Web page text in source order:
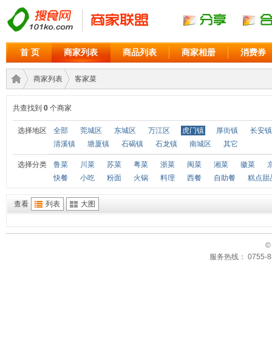
首 页 商家列表 商品列表 商家相册 消费券
商家›
商家列表
›
客家菜
共查找到 0 个商家
选择地区 全部 莞城区 东城区 万江区 虎门镇 厚街镇
长安镇
清溪镇
塘厦镇 石碣镇 石龙镇 南城区 其它
选择分类 鲁菜 川菜 苏菜 粤菜 浙菜 闽菜 湘菜 徽菜
快餐
小吃 粉面 火锅 料理 西餐 自助餐 糕点甜
查看 列表 大图
©
服务热线： 0755-